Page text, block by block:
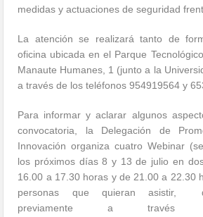
medidas y actuaciones de seguridad
La atención se realizará tanto de
oficina ubicada en el Parque
Manaute Humanes, 1 (junto a la
a través de los teléfonos 954919564 y
Para informar y aclarar algunos
convocatoria, la Delegación de
Innovación organiza cuatro Webinar
los próximos días 8 y 13 de julio en
16.00 a 17.30 horas y de 21.00 a 22.30
personas que quieran asistir,
previamente a través